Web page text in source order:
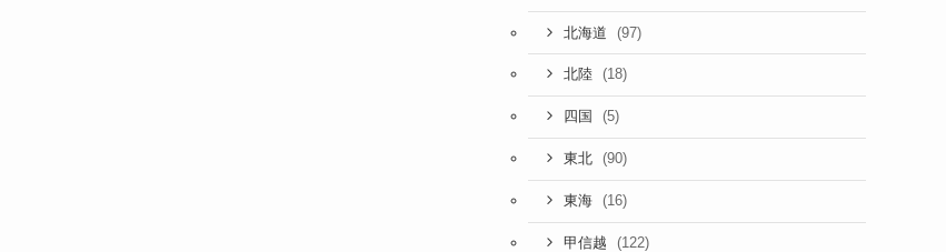
北海道 (97)
北陸 (18)
四国 (5)
東北 (90)
東海 (16)
甲信越 (122)